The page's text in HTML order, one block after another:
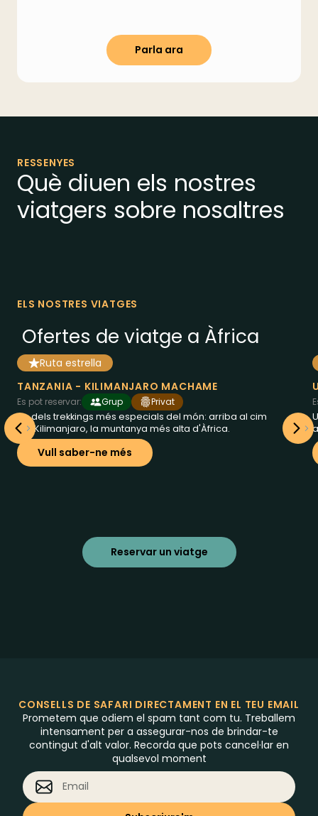
Parla ara
RESSENYES
Què diuen els nostres
viatgers sobre nosaltres
ELS NOSTRES VIATGES
Ofertes de viatge a Àfrica
des de
1858€
8dies aTanzania
Ruta estrella
TANZANIA - KILIMANJARO MACHAME
Es pot reservar: Grup
Privat
Un dels trekkings més especials del món: arriba al cim
del Kilimanjaro, la muntanya més alta d'Àfrica.
Vull saber-ne més
Reservar un viatge
CONSELLS DE SAFARI DIRECTAMENT EN EL TEU EMAIL
Prometem que odiem el spam tant com tu. Treballem
intensament per a assegurar-nos de brindar-te
contingut d'alt valor. Recorda que pots cancel·lar en
qualsevol moment